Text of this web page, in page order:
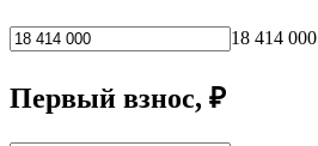
18 414 000
Первый взнос, ₽